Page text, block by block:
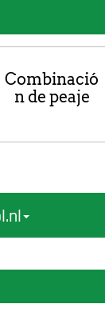
Combinació
n de peaje